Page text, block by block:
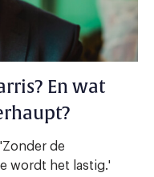
En wat
de
wordt het lastig.'